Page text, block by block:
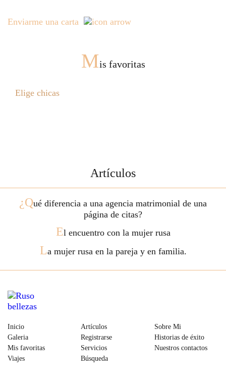
Enviarme una carta
Mis favoritas
Elige chicas
Artículos
¿Qué diferencia a una agencia matrimonial de una
página de citas?
El encuentro con la mujer rusa
La mujer rusa en la pareja y en familia.
Inicio
Galeria
Mis favoritas
Viajes
Artículos
Registrarse
Servicios
Búsqueda
Sobre Mi
Historias de éxito
Nuestros contactos